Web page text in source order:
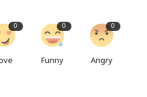
0 0
Funny
0
Angry